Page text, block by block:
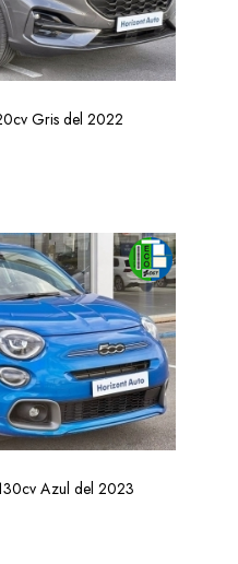
Gris del 2022
Azul del 2023